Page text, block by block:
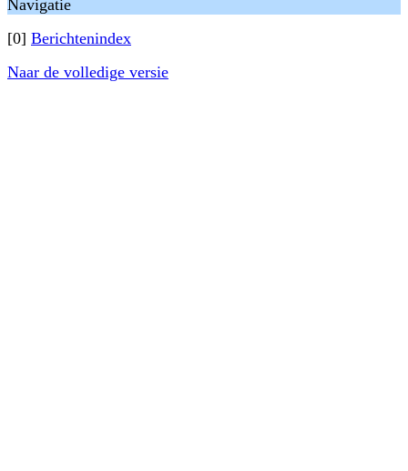
Navigatie
[0] Berichtenindex
Naar de volledige versie